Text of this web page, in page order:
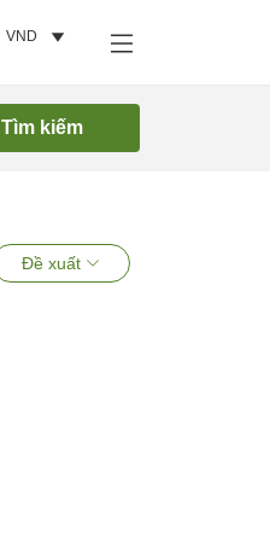
VND
Tìm kiếm
Đề xuất